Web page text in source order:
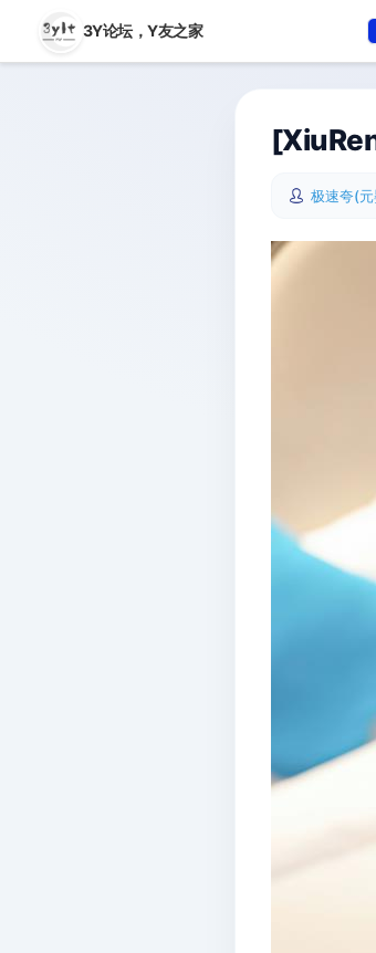
3Y论坛，Y友之家
极速夸(